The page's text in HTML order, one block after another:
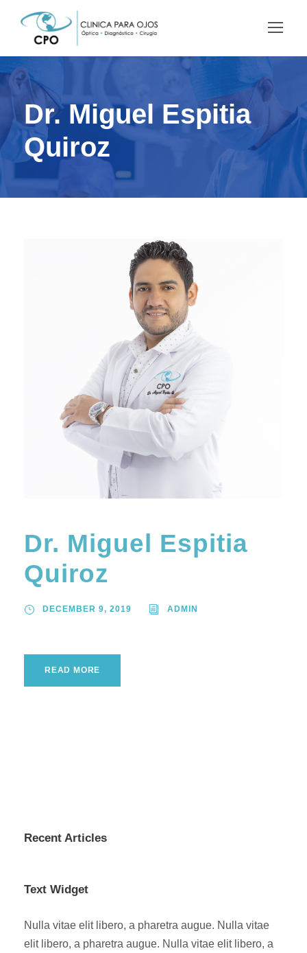
Dr. Miguel Espitia
Quiroz
Dr. Miguel Espitia
Quiroz
DECEMBER 9, 2019 ADMIN
READ MORE
Recent Articles
Text Widget
Nulla vitae elit libero, a pharetra augue. Nulla vitae
elit libero, a pharetra augue. Nulla vitae elit libero, a